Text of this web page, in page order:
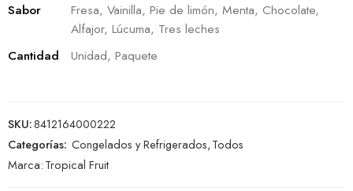
Sabor
Fresa, Vainilla, Pie de limón, Menta, Chocolate,
Alfajor, Lúcuma, Tres leches
Cantidad
Unidad, Paquete
SKU:8412164000222
Categorías: Congelados y Refrigerados,Todos
Marca:Tropical Fruit